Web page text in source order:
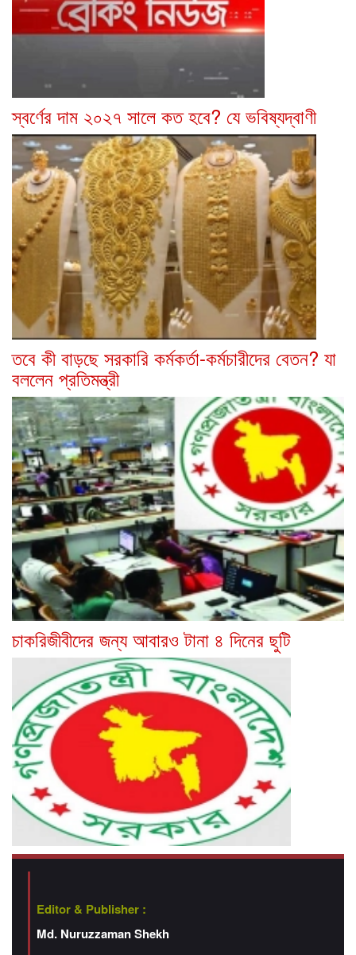
স্বর্ণের দাম ২০২৭ সালে কত হবে? যে ভবিষ্যদ্বাণী
তবে কী বাড়ছে সরকারি কর্মকর্তা-কর্মচারীদের বেতন? যা
বললেন প্রতিমন্ত্রী
চাকরিজীবীদের জন্য আবারও টানা ৪ দিনের ছুটি
Editor & Publisher :
Md. Nuruzzaman Shekh